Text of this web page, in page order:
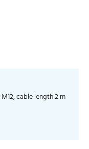
cable length 2 m